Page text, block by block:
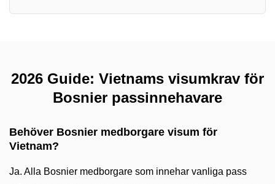
2026 Guide: Vietnams visumkrav för
Bosnier passinnehavare
Behöver Bosnier medborgare visum för
Vietnam?
Ja. Alla Bosnier medborgare som innehar vanliga pass